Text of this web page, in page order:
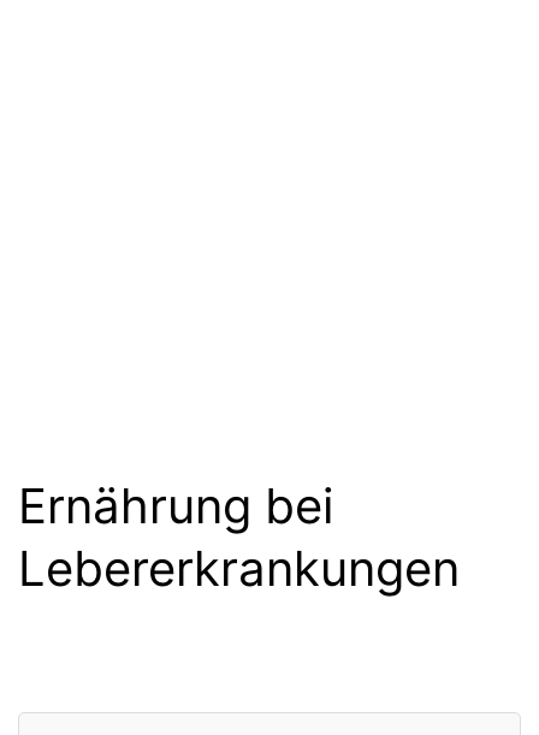
Ernährung bei
Lebererkrankungen